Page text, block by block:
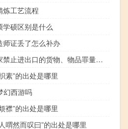
炼工艺流程
学硕区别是什么
师证丢了怎么补办
走私国家禁止进出口的货物、物品罪量刑标准细分
素”的出处是哪里
幻西游吗
襟”的出处是哪里
喟然而叹曰”的出处是哪里